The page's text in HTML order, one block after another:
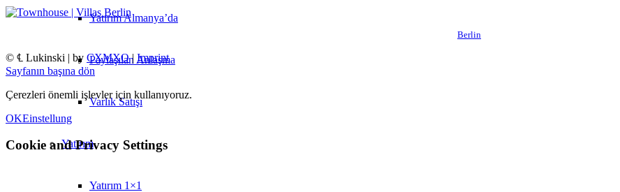
Yatırım Almanya’da
Paylaşılan Anlaşma
Varlık Satışı
Yatırım
Yatırım 1×1
Berlin
© ℄ Lukinski | by CXMXO| Imprint
Sayfanın başına dön
Çerezleri önemli işlevler için kullanıyoruz.
OKEinstellung
Cookie and Privacy Settings